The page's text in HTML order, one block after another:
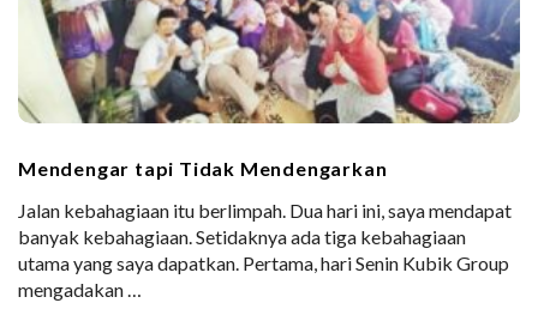
Mendengar tapi Tidak Mendengarkan
Jalan kebahagiaan itu berlimpah. Dua hari ini, saya mendapat
banyak kebahagiaan. Setidaknya ada tiga kebahagiaan
utama yang saya dapatkan. Pertama, hari Senin Kubik Group
mengadakan…